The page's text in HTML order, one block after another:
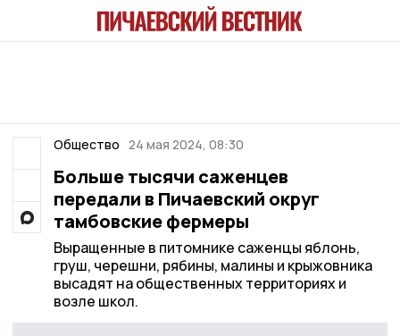
Общество 24 мая 2024, 08:30
Больше тысячи саженцев
передали в Пичаевский округ
тамбовские фермеры
Выращенные в питомнике саженцы яблонь,
груш, черешни, рябины, малины и крыжовника
высадят на общественных территориях и
возле школ.